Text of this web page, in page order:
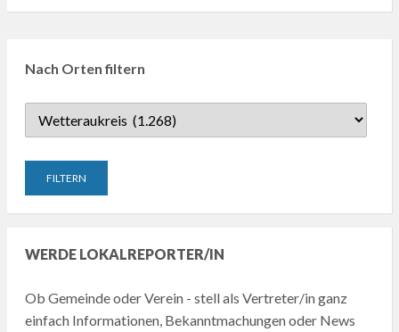
Nach Orten filtern
WERDE LOKALREPORTER/IN
Ob Gemeinde oder Verein - stell als Vertreter/in ganz
einfach Informationen, Bekanntmachungen oder News